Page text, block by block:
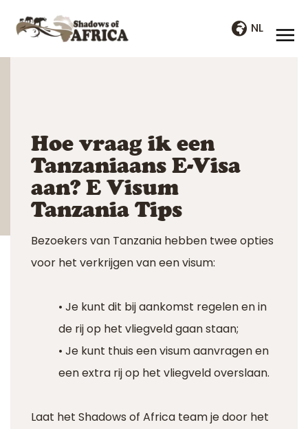
NL
Hoe vraag ik een
Tanzaniaans E-Visa
aan? E Visum
Tanzania Tips
Bezoekers van Tanzania hebben twee opties
voor het verkrijgen van een visum:
• Je kunt dit bij aankomst regelen en in
de rij op het vliegveld gaan staan;
• Je kunt thuis een visum aanvragen en
een extra rij op het vliegveld overslaan.
Laat het Shadows of Africa team je door het